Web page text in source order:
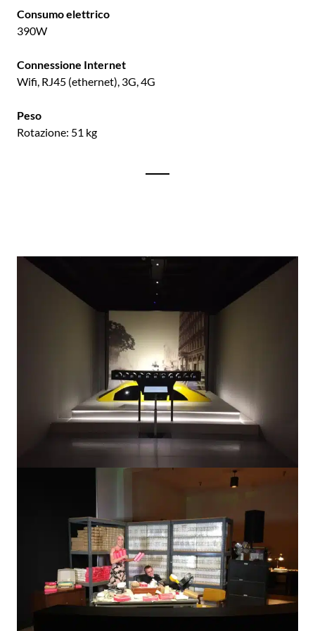
Consumo elettrico
390W
Connessione Internet
Wifi, RJ45 (ethernet), 3G, 4G
Peso
Rotazione: 51 kg